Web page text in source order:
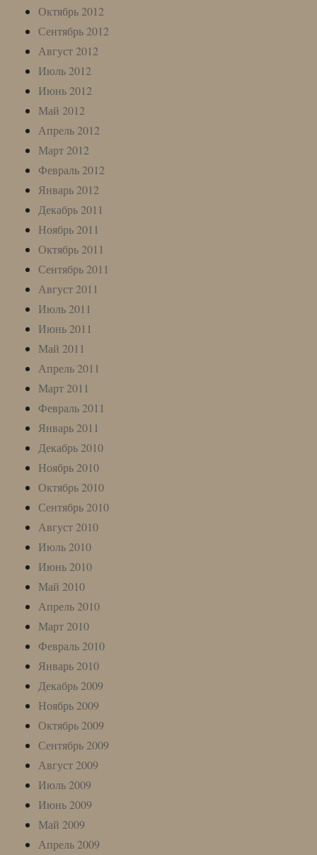
Октябрь 2012
Сентябрь 2012
Август 2012
Июль 2012
Июнь 2012
Май 2012
Апрель 2012
Март 2012
Февраль 2012
Январь 2012
Декабрь 2011
Ноябрь 2011
Октябрь 2011
Сентябрь 2011
Август 2011
Июль 2011
Июнь 2011
Май 2011
Апрель 2011
Март 2011
Февраль 2011
Январь 2011
Декабрь 2010
Ноябрь 2010
Октябрь 2010
Сентябрь 2010
Август 2010
Июль 2010
Июнь 2010
Май 2010
Апрель 2010
Март 2010
Февраль 2010
Январь 2010
Декабрь 2009
Ноябрь 2009
Октябрь 2009
Сентябрь 2009
Август 2009
Июль 2009
Июнь 2009
Май 2009
Апрель 2009